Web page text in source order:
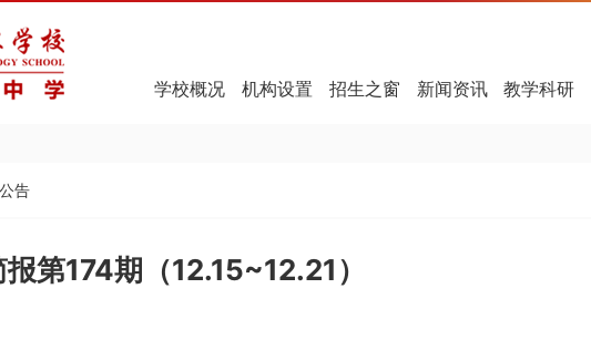
学校概况 机构设置 招生之窗 新闻资讯 教学科研
告
第174期（12.15~12.21）